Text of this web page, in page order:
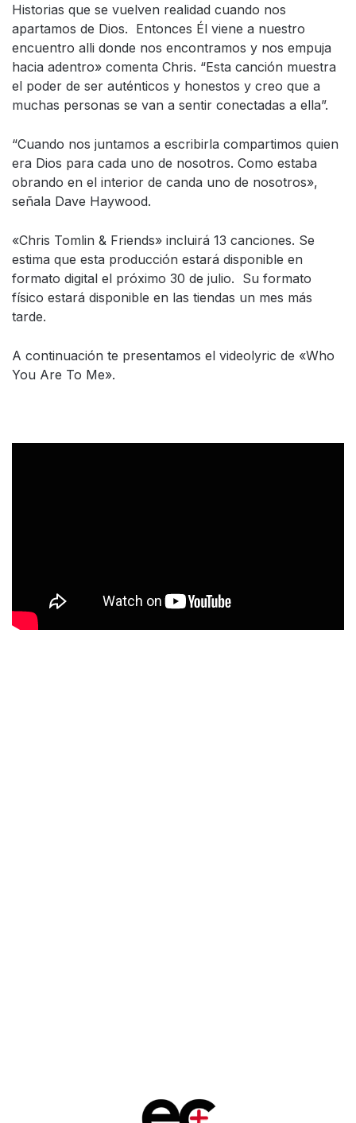
Historias que se vuelven realidad cuando nos
apartamos de Dios. Entonces Él viene a nuestro
encuentro alli donde nos encontramos y nos empuja
hacia adentro» comenta Chris. “Esta canción muestra
el poder de ser auténticos y honestos y creo que a
muchas personas se van a sentir conectadas a ella”.
“Cuando nos juntamos a escribirla compartimos quien
era Dios para cada uno de nosotros. Como estaba
obrando en el interior de canda uno de nosotros»,
señala Dave Haywood.
«Chris Tomlin & Friends» incluirá 13 canciones. Se
estima que esta producción estará disponible en
formato digital el próximo 30 de julio. Su formato
físico estará disponible en las tiendas un mes más
tarde.
A continuación te presentamos el videolyric de «Who
You Are To Me».